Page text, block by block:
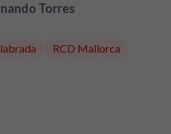
Torres
RCD Mallorca